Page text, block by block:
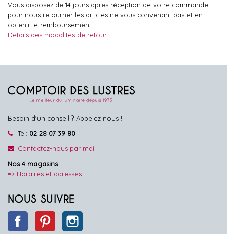
Vous disposez de 14 jours après réception de votre commande
pour nous retourner les articles ne vous convenant pas et en
obtenir le remboursement.
Détails des modalités de retour
Besoin d'un conseil ? Appelez nous !
Tel: 02 28 07 39 80
Contactez-nous par mail
Nos 4 magasins
=> Horaires et adresses
NOUS SUIVRE
Facebook Pinterest